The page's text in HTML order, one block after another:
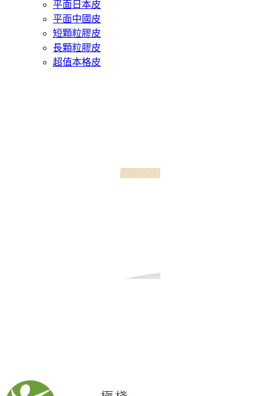
平面日本皮
平面中國皮
短顆粒膠皮
長顆粒膠皮
超值本格皮